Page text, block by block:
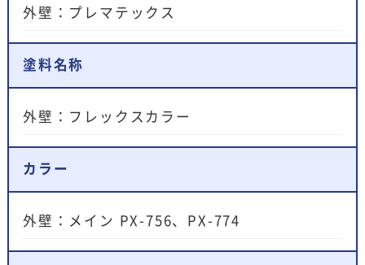
外壁：プレマテックス
塗料名称
外壁：フレックスカラー
カラー
外壁：メイン PX-756、PX-774